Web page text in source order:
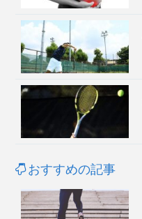
おすすめの記事